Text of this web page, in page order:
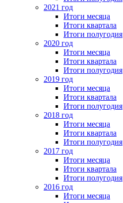
2021 год
Итоги месяца
Итоги квартала
Итоги полугодия
2020 год
Итоги месяца
Итоги квартала
Итоги полугодия
2019 год
Итоги месяца
Итоги квартала
Итоги полугодия
2018 год
Итоги месяца
Итоги квартала
Итоги полугодия
2017 год
Итоги месяца
Итоги квартала
Итоги полугодия
2016 год
Итоги месяца